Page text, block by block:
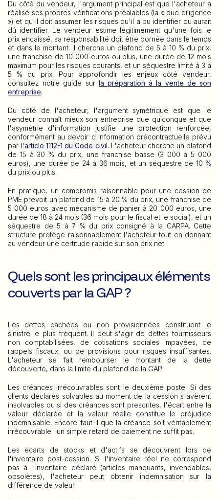
Du côté du vendeur, l'argument principal est que l'acheteur a
réalisé ses propres vérifications préalables (la « due diligence
») et qu'il doit assumer les risques qu'il a pu identifier ou aurait
dû identifier. Le vendeur estime légitimement qu'une fois le
prix encaissé, sa responsabilité doit être bornée dans le temps
et dans le montant. Il cherche un plafond de 5 à 10 % du prix,
une franchise de 10 000 euros ou plus, une durée de 12 mois
maximum pour les risques courants, et un séquestre limité à 3 à
5 % du prix. Pour approfondir les enjeux côté vendeur,
consultez notre guide sur la préparation à la vente de son
entreprise.
Du côté de l'acheteur, l'argument symétrique est que le
vendeur connaît mieux son entreprise que quiconque et que
l'asymétrie d'information justifie une protection renforcée,
conformément au devoir d'information précontractuelle prévu
par l'article 1112-1 du Code civil. L'acheteur cherche un plafond
de 15 à 30 % du prix, une franchise basse (3 000 à 5 000
euros), une durée de 24 à 36 mois, et un séquestre de 10 %
du prix ou plus.
En pratique, un compromis raisonnable pour une cession de
PME prévoit un plafond de 15 à 20 % du prix, une franchise de
5 000 euros avec mécanisme de panier à 20 000 euros, une
durée de 18 à 24 mois (36 mois pour le fiscal et le social), et un
séquestre de 5 à 7 % du prix consigné à la CARPA. Cette
structure protège raisonnablement l'acheteur tout en donnant
au vendeur une certitude rapide sur son prix net.
Quels sont les principaux éléments
couverts par la GAP ?
Les dettes cachées ou non provisionnées constituent le
sinistre le plus fréquent. Il peut s'agir de dettes fournisseurs
non comptabilisées, de cotisations sociales impayées, de
rappels fiscaux, ou de provisions pour risques insuffisantes.
L'acheteur se fait rembourser le montant de la dette
découverte, dans la limite du plafond de la GAP.
Les créances irrécouvrables sont le deuxième poste. Si des
clients déclarés solvables au moment de la cession s'avèrent
insolvables ou si des créances sont prescrites, l'écart entre la
valeur déclarée et la valeur réelle constitue le préjudice
indemnisable. Encore faut-il que la créance soit véritablement
irrécouvrable : un simple retard de paiement ne suffit pas.
Les écarts de stocks et d'actifs se découvrent lors de
l'inventaire post-cession. Si l'inventaire réel ne correspond
pas à l'inventaire déclaré (articles manquants, invendables,
obsolètes), l'acheteur peut obtenir indemnisation sur la
différence de valeur.